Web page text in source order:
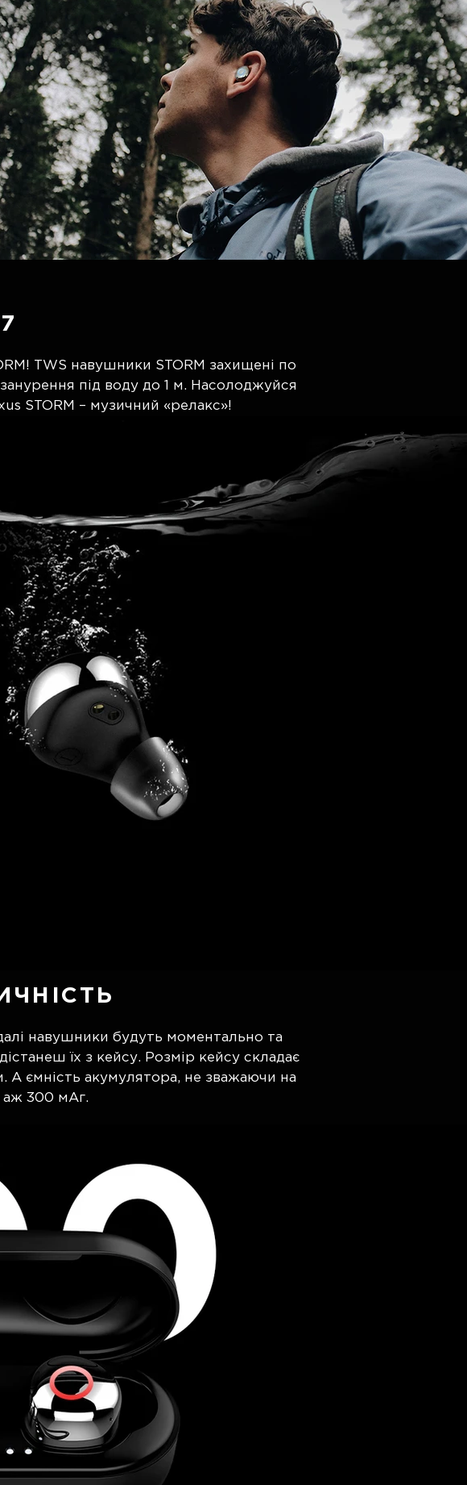
TWS навушники STORM захищені по
під воду до 1 м. Насолоджуйся
STORM – музичний «релакс»!
навушники будуть моментально та
їх з кейсу. Розмір кейсу складає
А ємність акумулятора, не зважаючи на
аж 300 мАг.